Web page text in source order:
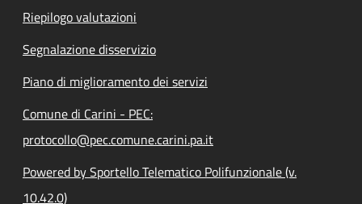
Riepilogo valutazioni
Segnalazione disservizio
Piano di miglioramento dei servizi
Comune di Carini - PEC:
protocollo@pec.comune.carini.pa.it
Powered by Sportello Telematico Polifunzionale (v.
10.42.0)